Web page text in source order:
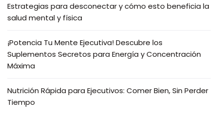
Estrategias para desconectar y cómo esto beneficia la
salud mental y física
¡Potencia Tu Mente Ejecutiva! Descubre los
Suplementos Secretos para Energía y Concentración
Máxima
Nutrición Rápida para Ejecutivos: Comer Bien, Sin Perder
Tiempo